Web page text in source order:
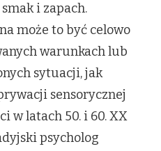
i zapach.
może to być celowo
warunkach lub
sytuacji, jak
sensorycznej
w latach 50. i 60. XX
psycholog